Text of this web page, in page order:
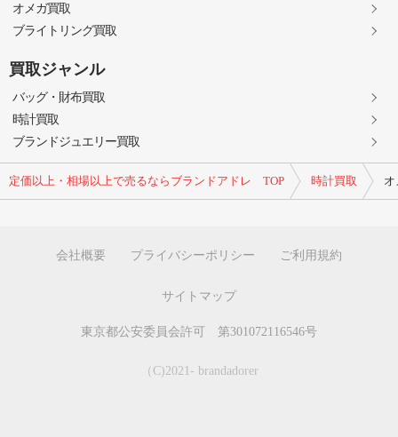
定価以上・相場以上で売るならブランドアドレ TOP 時計買取
オメガ買取
ブライトリング買取
買取ジャンル
バッグ・財布買取
時計買取
ブランドジュエリー買取
会社概要 プライバシーポリシー ご利用規約
サイトマップ
東京都公安委員会許可 第301072116546号
（C)2021- brandadorer